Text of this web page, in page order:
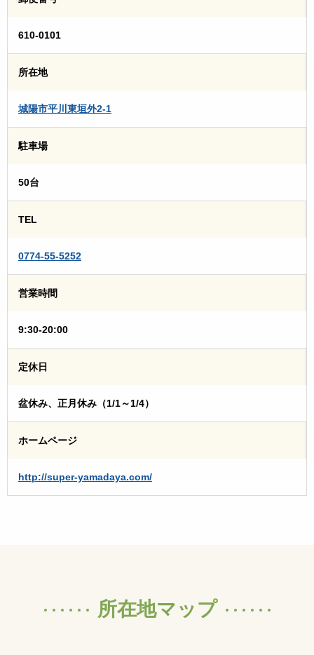
610-0101
所在地
城陽市平川東垣外2-1
駐車場
50台
TEL
0774-55-5252
営業時間
9:30-20:00
定休日
盆休み、正月休み（1/1～1/4）
ホームページ
http://super-yamadaya.com/
所在地マップ